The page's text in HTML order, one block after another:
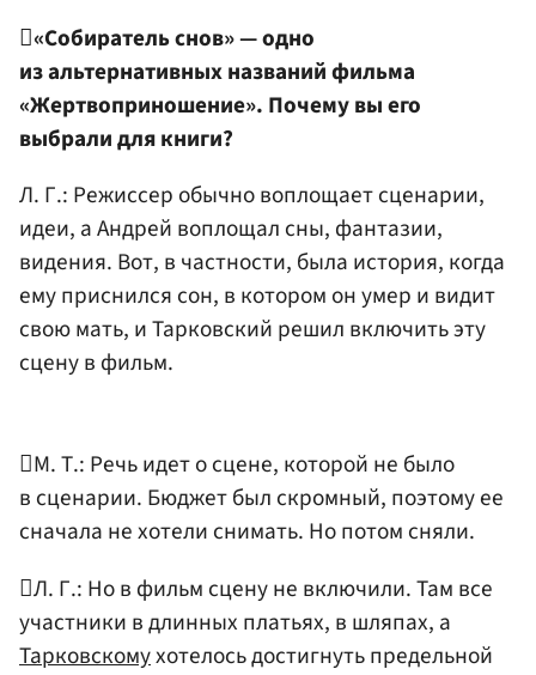
«Собиратель снов» — одно
из альтернативных названий фильма
«Жертвоприношение». Почему вы его
выбрали для книги?
Л. Г.: Режиссер обычно воплощает сценарии,
идеи, а Андрей воплощал сны, фантазии,
видения. Вот, в частности, была история, когда
ему приснился сон, в котором он умер и видит
свою мать, и Тарковский решил включить эту
сцену в фильм.
М. Т.: Речь идет о сцене, которой не было
в сценарии. Бюджет был скромный, поэтому ее
сначала не хотели снимать. Но потом сняли.
Л. Г.: Но в фильм сцену не включили. Там все
участники в длинных платьях, в шляпах, а
Тарковскомухотелось достигнуть предельной